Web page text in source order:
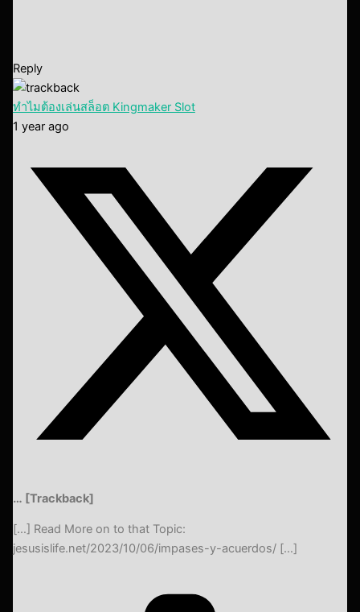
Reply
ทำไมต้องเล่นสล็อต Kingmaker Slot
1 year ago
… [Trackback]
[…] Read More on to that Topic:
jesusislife.net/2023/10/06/impases-y-acuerdos/ […]